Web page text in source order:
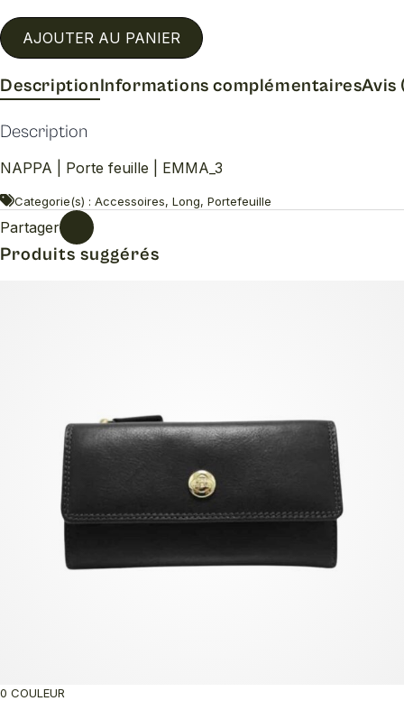
AJOUTER AU PANIER
DescriptionInformations complémentairesAvis
Description
NAPPA | Porte feuille | EMMA_3
Categorie(s) : Accessoires, Long, Portefeuille
Partager
Produits suggérés
0 COULEUR